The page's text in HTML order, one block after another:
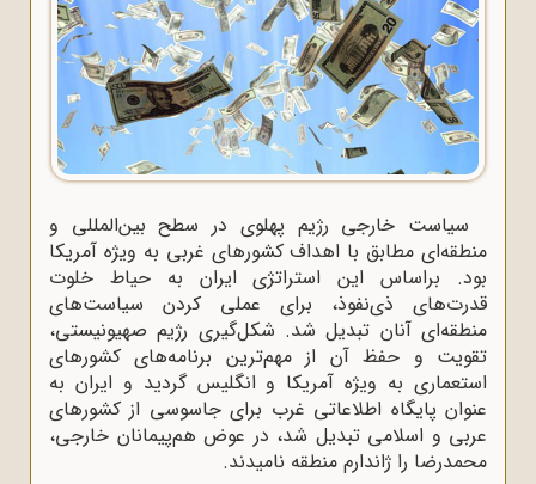
سیاست خارجی رژیم پهلوی در سطح بین‌المللی و
منطقه‌ای مطابق با اهداف کشورهای غربی به ویژه آمریکا
بود. براساس این استراتژی ایران به حیاط خلوت
قدرت‌های ذی‌نفوذ، برای عملی کردن سیاست‌های
منطقه‌ای آنان تبدیل شد. شکل‌گیری رژیم صهیونیستی،
تقویت و حفظ آن از مهم‌ترین برنامه‌های کشورهای
استعماری به ویژه آمریکا و انگلیس گردید و ایران به
‌عنوان پایگاه اطلاعاتی غرب برای جاسوسی از کشورهای
عربی و اسلامی تبدیل شد، در عوض هم‌پیمانان خارجی،
محمدرضا را ژاندارم منطقه نامیدند.